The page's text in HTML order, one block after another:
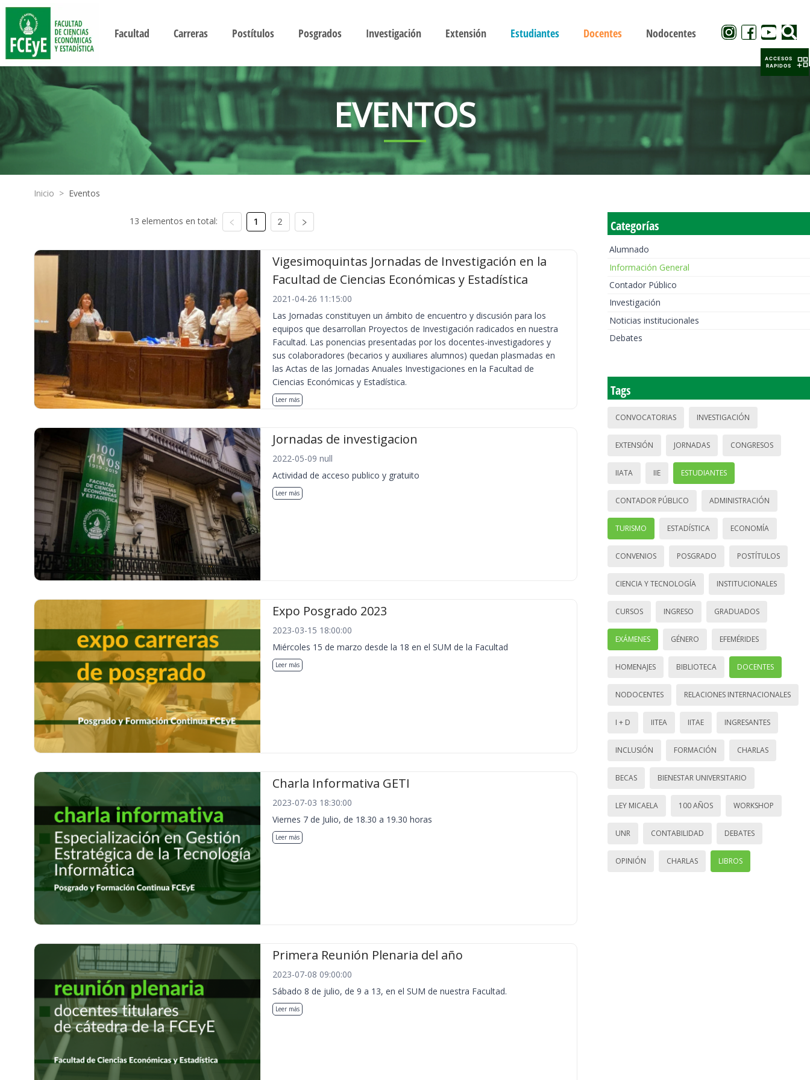
Facultad Carreras Postítulos Posgrados Investigación Extensión Estudiantes Docentes Nodocentes
EVENTOS
Inicio > Eventos
13 elementos en total: 1 2
Vigesimoquintas Jornadas de Investigación en la
Facultad de Ciencias Económicas y Estadística
2021-04-26 11:15:00
Las Jornadas constituyen un ámbito de encuentro y discusión para los
equipos que desarrollan Proyectos de Investigación radicados en nuestra
Facultad. Las ponencias presentadas por los docentes-investigadores y
sus colaboradores (becarios y auxiliares alumnos) quedan plasmadas en
las Actas de las Jornadas Anuales Investigaciones en la Facultad de
Ciencias Económicas y Estadística.
Leer más
Jornadas de investigacion
2022-05-09 null
Actividad de acceso publico y gratuito
Leer más
Expo Posgrado 2023
2023-03-15 18:00:00
Miércoles 15 de marzo desde la 18 en el SUM de la Facultad
Leer más
Charla Informativa GETI
2023-07-03 18:30:00
Viernes 7 de Julio, de 18.30 a 19.30 horas
Leer más
Primera Reunión Plenaria del año
2023-07-08 09:00:00
Sábado 8 de julio, de 9 a 13, en el SUM de nuestra Facultad.
Leer más
Categorías
Alumnado
Información General
Contador Público
Investigación
Noticias institucionales
Debates
Tags
CONVOCATORIAS INVESTIGACIÓN
EXTENSIÓN JORNADAS CONGRESOS
IIATA IIE ESTUDIANTES
CONTADOR PÚBLICO ADMINISTRACIÓN
TURISMO ESTADÍSTICA ECONOMÍA
CONVENIOS POSGRADO POSTÍTULOS
CIENCIA Y TECNOLOGÍA INSTITUCIONALES
CURSOS INGRESO GRADUADOS
EXÁMENES GÉNERO EFEMÉRIDES
HOMENAJES BIBLIOTECA DOCENTES
NODOCENTES RELACIONES INTERNACIONALES
I + D IITEA IITAE INGRESANTES
INCLUSIÓN FORMACIÓN CHARLAS
BECAS BIENESTAR UNIVERSITARIO
LEY MICAELA 100 AÑOS WORKSHOP
UNR CONTABILIDAD DEBATES
OPINIÓN CHARLAS LIBROS
ACCESOS
RAPIDOS